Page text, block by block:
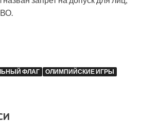
ФЛАГ
ОЛИМПИЙСКИЕ ИГРЫ